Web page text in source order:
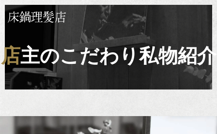
店主のこだわり私物紹介